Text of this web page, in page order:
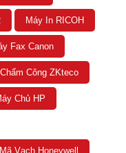
Máy In RICOH
Fax Canon
Chấm Công ZKteco
Máy Chủ HP
Vạch Honeywell